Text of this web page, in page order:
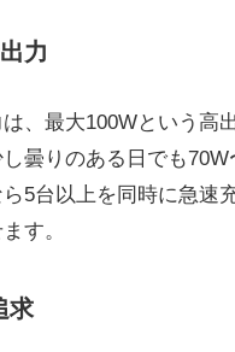
力
、最大100Wという高
曇りのある日でも
5台以上を同時に急速
す。
求